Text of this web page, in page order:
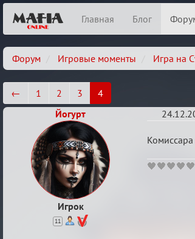
Главная Блог
Форум Игровые моменты Игра на
← 1 2 3
4
Йогурт
Игрок
11
Re:
Ценная
игровая
🖤🖤🖤🖤🖤